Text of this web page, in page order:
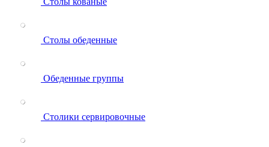
Столы обеденные
Обеденные группы
Столики сервировочные